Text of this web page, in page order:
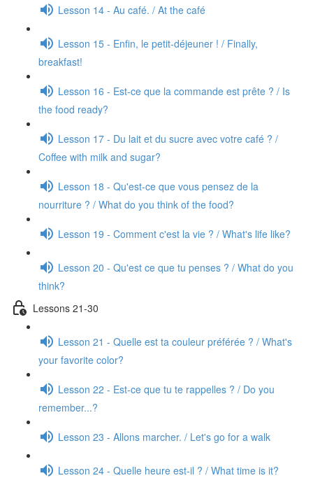
Lesson 14 - Au café. / At the café
Lesson 15 - Enfin, le petit-déjeuner ! / Finally,
breakfast!
Lesson 16 - Est-ce que la commande est prête ? / Is
the food ready?
Lesson 17 - Du lait et du sucre avec votre café ? /
Coffee with milk and sugar?
Lesson 18 - Qu'est-ce que vous pensez de la
nourriture ? / What do you think of the food?
Lesson 19 - Comment c'est la vie ? / What's life like?
Lesson 20 - Qu'est ce que tu penses ? / What do you
think?
Lessons 21-30
Lesson 21 - Quelle est ta couleur préférée ? / What's
your favorite color?
Lesson 22 - Est-ce que tu te rappelles ? / Do you
remember...?
Lesson 23 - Allons marcher. / Let's go for a walk
Lesson 24 - Quelle heure est-il ? / What time is it?